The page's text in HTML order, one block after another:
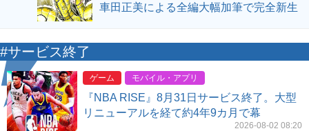
車田正美による全編大幅加筆で完全新生
#サービス終了
ゲーム モバイル・アプリ
『NBA RISE』8月31日サービス終了。大型
リニューアルを経て約4年9カ月で幕
2026-08-02 08:20